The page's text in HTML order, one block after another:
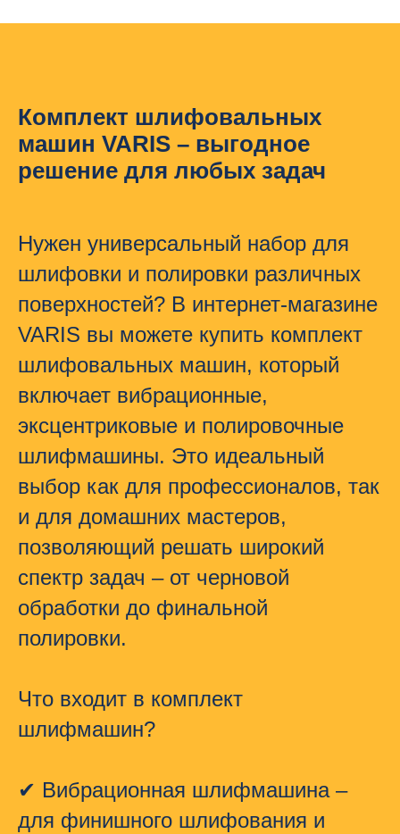
Комплект шлифовальных
машин VARIS – выгодное
решение для любых задач
Нужен универсальный набор для
шлифовки и полировки различных
поверхностей? В интернет-магазине
VARIS вы можете купить комплект
шлифовальных машин, который
включает вибрационные,
эксцентриковые и полировочные
шлифмашины. Это идеальный
выбор как для профессионалов, так
и для домашних мастеров,
позволяющий решать широкий
спектр задач – от черновой
обработки до финальной
полировки.
Что входит в комплект
шлифмашин?
✔ Вибрационная шлифмашина–
для финишного шлифования и